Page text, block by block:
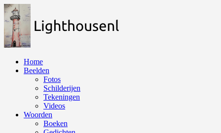
Naar
de
inhoud
springen
Home
Beelden
Fotos
Schilderijen
Tekeningen
Videos
Woorden
Boeken